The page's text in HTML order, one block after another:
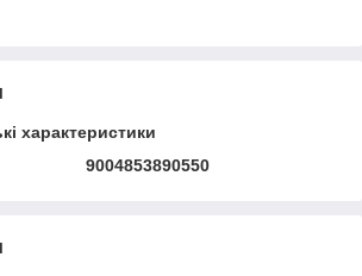
характеристики
9004853890550